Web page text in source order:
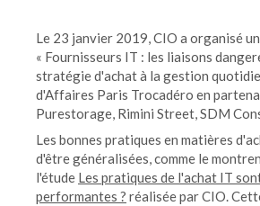
Le 23 janvier 2019, CIO a organisé
« Fournisseurs IT : les liaisons
stratégie d'achat à la gestion
d'Affaires Paris Trocadéro en
Purestorage, Rimini Street, SDM
Les bonnes pratiques en matières
d'être généralisées, comme le
l'étude Les pratiques de l'achat IT
performantes ? réalisée par CIO.